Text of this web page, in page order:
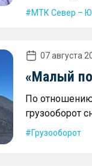
МТК Север –
07 августа
«Малый
По
грузооборот
Грузооборот